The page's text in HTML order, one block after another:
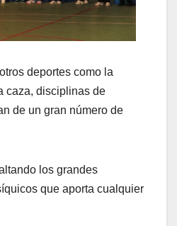
deportes como la
caza, disciplinas de
de un gran número de
los grandes
que aporta cualquier